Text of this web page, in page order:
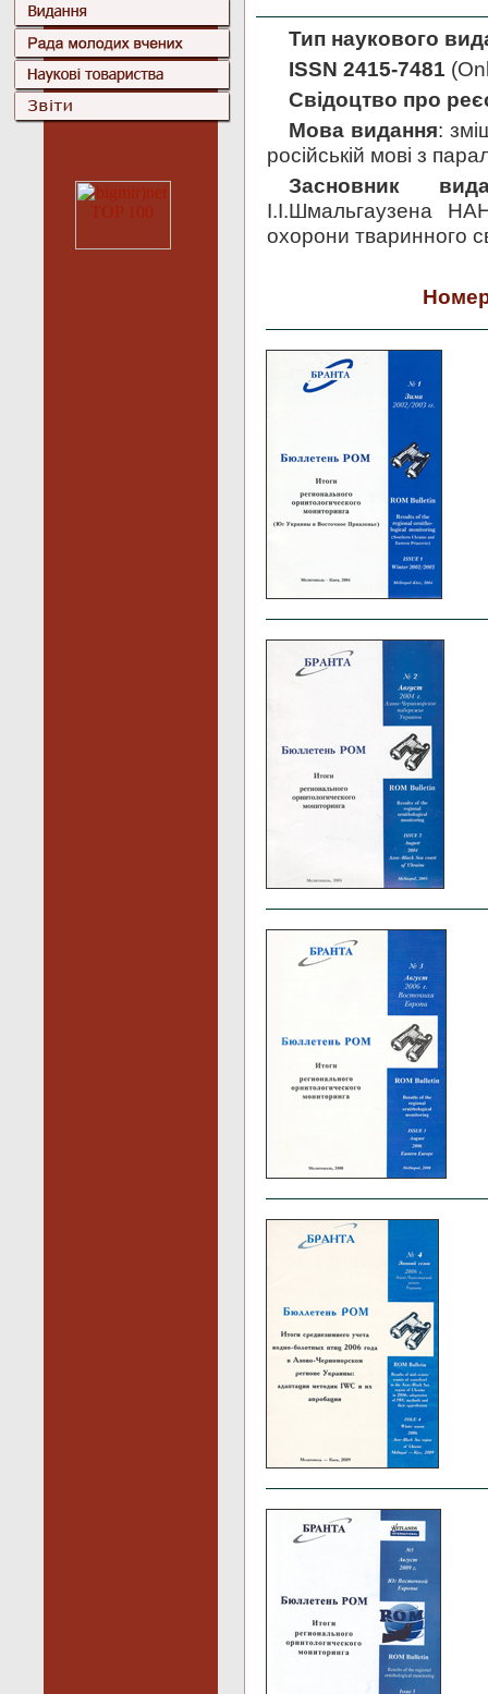
Тип наукового
ISSN 2415-7481
Свідоцтво про
Мова видання:
російській мові з
Засновник
І.І.Шмальгаузена
охорони тваринного